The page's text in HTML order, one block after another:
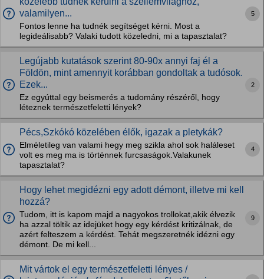
valamilyen...
Fontos lenne ha tudnék segítséget kérni. Most a
legideálisabb? Valaki tudott közeledni, mi a tapasztalat?
5
Legújabb kutatások szerint 80-90x annyi faj él a
Földön, mint amennyit korábban gondoltak a tudósok.
Ezek...
Ez egyúttal egy beismerés a tudomány részéről, hogy
léteznek természetfeletti lények?
2
Pécs,Szkókó közelében élők, igazak a pletykák?
Elméletileg van valami hegy meg szikla ahol sok haláleset
volt es meg ma is történnek furcsaságok.Valakunek
tapasztalat?
4
Hogy lehet megidézni egy adott démont, illetve mi kell
hozzá?
Tudom, itt is kapom majd a nagyokos trollokat,akik élvezik
ha azzal töltik az idejüket hogy egy kérdést kritizálnak, de
azért felteszem a kérdést. Tehát megszeretnék idézni egy
démont. De mi kell...
9
Mit vártok el egy természetfeletti lényes /